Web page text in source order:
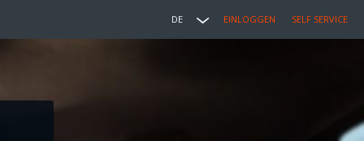
DE EINLOGGEN SELF SERVICE